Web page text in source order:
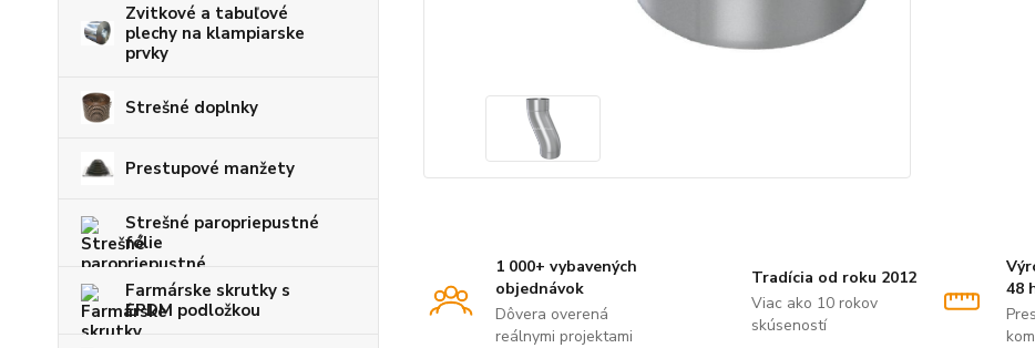
Zvitkové a tabuľové
plechy na klampiarske
prvky
Strešné doplnky
Prestupové manžety
Strešné paropriepustné
fólie
Farmárske skrutky s
EPDM podložkou
1 000+ vybavených
objednávok
Dôvera overená
reálnymi projektami
Tradícia od roku 2012
Viac ako 10 rokov
skúseností
48